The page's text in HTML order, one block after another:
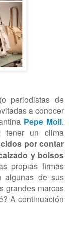
periodistas de
a conocer
Pepe Moll.
un clima
por contar
y bolsos
propias firmas
algunas de sus
grandes marcas
A continuación